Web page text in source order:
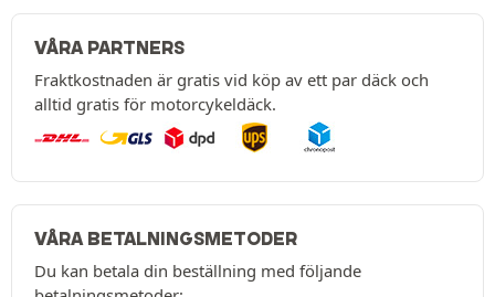
VÅRA PARTNERS
Fraktkostnaden är gratis vid köp av ett par däck och
alltid gratis för motorcykeldäck.
VÅRA BETALNINGSMETODER
Du kan betala din beställning med följande